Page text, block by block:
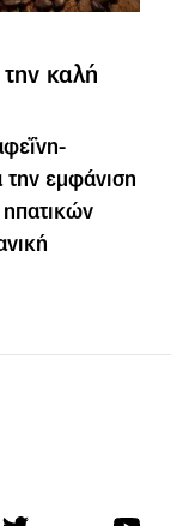
καλή
την εμφάνιση